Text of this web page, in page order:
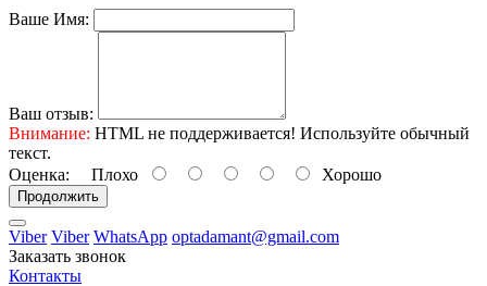
Ваше Имя:
Ваш отзыв:
Внимание: HTML не поддерживается! Используйте обычный
текст.
Оценка: Плохо Хорошо
Продолжить
Viber Viber WhatsApp optadamant@gmail.com
Заказать звонок
Контакты